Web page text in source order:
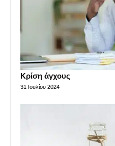
Κρίση άγχους
31 Ιουλίου 2024